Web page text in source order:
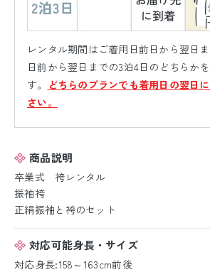
レンタル期間はご着用日前日から翌日
日前から翌日までの3泊4日のどちらか
す。
どちらのプランでも着用日の翌日
さい。
商品説明
卒業式 袴レンタル
振袖袴
正絹振袖と袴のセット
対応可能身長・サイズ
対応身長:158～163cm前後